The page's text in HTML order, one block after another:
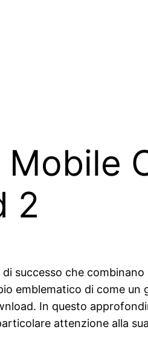
2
successo che
emblematico di come un
In questo
attenzione alla